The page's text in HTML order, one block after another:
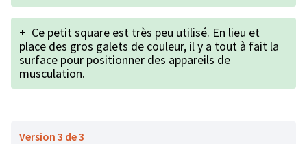
+ Ce petit square est très peu utilisé. En lieu et
place des gros galets de couleur, il y a tout à fait la
surface pour positionner des appareils de
musculation.
Version 3 de 3